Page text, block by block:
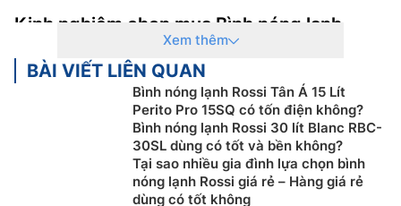
Kinh nghiệm chọn mua Bình nóng lạnh
Ai cũng biết Bình Nóng Lạnh Rossi vuông
trong những thiết bị thiết yếu trong các gia đình.
Nhưng, để chọn được một chiếc Bình nóng lạnh thoả
mãn mọi tiêu chí như có chất chất lượng cao, phù hợp
với nhu cầu sử dụng cũng như phải tiết kiệm điện năng
thì không phải là điều dễ dàng. Dưới đây là một số gợi
mua Bình Nóng Lạnhcho gia đình.
Xem thêm
BÀI VIẾT LIÊN QUAN
Bình nóng lạnh Rossi Tân Á 15 Lít
Perito Pro 15SQ có tốn điện không?
Bình nóng lạnh Rossi 30 lít Blanc RBC-
30SL dùng có tốt và bền không?
Tại sao nhiều gia đình lựa chọn bình
nóng lạnh Rossi giá rẻ – Hàng giá rẻ
dùng có tốt không